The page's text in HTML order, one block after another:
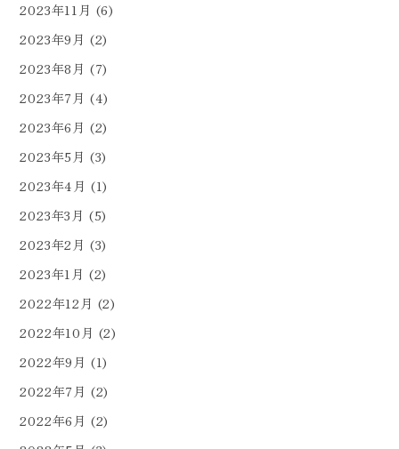
2023年11月 (6)
2023年9月 (2)
2023年8月 (7)
2023年7月 (4)
2023年6月 (2)
2023年5月 (3)
2023年4月 (1)
2023年3月 (5)
2023年2月 (3)
2023年1月 (2)
2022年12月 (2)
2022年10月 (2)
2022年9月 (1)
2022年7月 (2)
2022年6月 (2)